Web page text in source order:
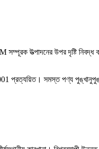
সম্পূরক উত্পাদনের উপর দৃষ্টি
সমস্ত পণ্য